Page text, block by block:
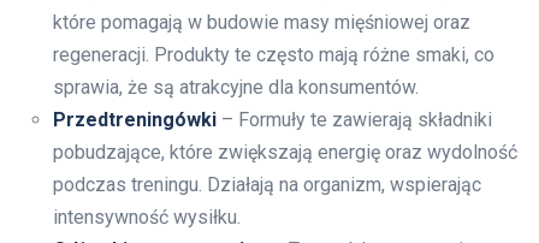
które pomagają w budowie masy mięśniowej oraz
regeneracji. Produkty te często mają różne smaki, co
sprawia, że są atrakcyjne dla konsumentów.
Przedtreningówki – Formuły te zawierają składniki
pobudzające, które zwiększają energię oraz wydolność
podczas treningu. Działają na organizm, wspierając
intensywność wysiłku.